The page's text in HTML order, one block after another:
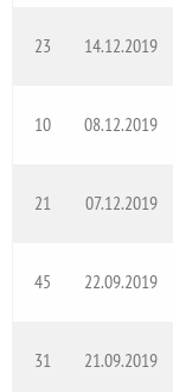
23 14.12.2019
10 08.12.2019
21 07.12.2019
45 22.09.2019
31 21.09.2019